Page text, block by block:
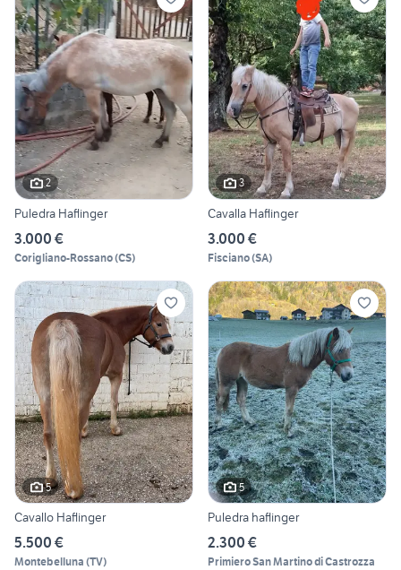
2
Puledra Haflinger
3.000 €
Corigliano-Rossano(CS)
3
Cavalla Haflinger
3.000 €
Fisciano(SA)
5
Cavallo Haflinger
5.500 €
Montebelluna (TV)
5
Puledra haflinger
2.300 €
Primiero San Martino di Castrozza